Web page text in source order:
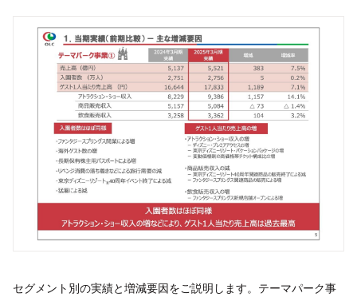
セグメント別の実績と増減要因をご説明します。テーマパーク事